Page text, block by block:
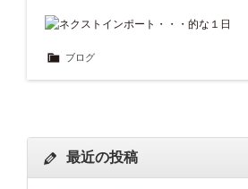
ブログ
最近の投稿